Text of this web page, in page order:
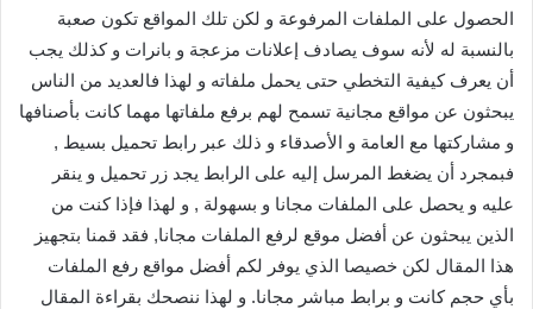
الحصول على الملفات المرفوعة و لكن تلك المواقع تكون صعبة
بالنسبة له لأنه سوف يصادف إعلانات مزعجة و بانرات و كذلك يجب
أن يعرف كيفية التخطي حتى يحمل ملفاته و لهذا فالعديد من الناس
يبحثون عن مواقع مجانية تسمح لهم برفع ملفاتها مهما كانت بأصنافها
و مشاركتها مع العامة و الأصدقاء و ذلك عبر رابط تحميل بسيط ,
فبمجرد أن يضغط المرسل إليه على الرابط يجد زر تحميل و ينقر
عليه و يحصل على الملفات مجانا و بسهولة , و لهذا فإذا كنت من
الذين يبحثون عن أفضل موقع لرفع الملفات مجانا, فقد قمنا بتجهيز
هذا المقال لكن خصيصا الذي يوفر لكم أفضل مواقع رفع الملفات
بأي حجم كانت و برابط مباشر مجانا. و لهذا ننصحك بقراءة المقال